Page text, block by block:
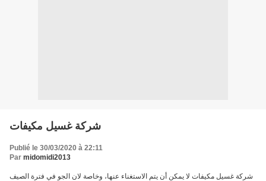
شركة غسيل مكيفات
Publié le 30/03/2020 à 22:11
Par midomidi2013
شركة غسيل مكيفات لا يمكن أن يتم الاستغناء عنها، وخاصة لان الجو في فترة الصيف